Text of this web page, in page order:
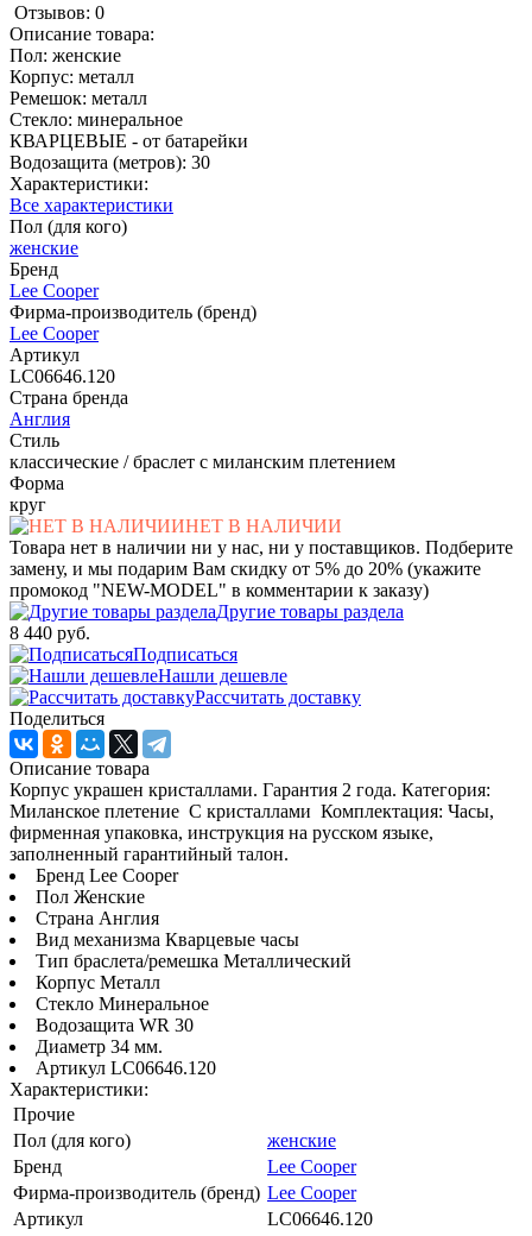
Отзывов: 0
Описание товара:
Пол: женские
Корпус: металл
Ремешок: металл
Стекло: минеральное
КВАРЦЕВЫЕ - от батарейки
Водозащита (метров): 30
Характеристики:
Все характеристики
Пол (для кого)
женские
Бренд
Lee Cooper
Фирма-производитель (бренд)
Lee Cooper
Артикул
LC06646.120
Страна бренда
Англия
Стиль
классические / браслет с миланским плетением
Форма
круг
НЕТ В НАЛИЧИИ
Товара нет в наличии ни у нас, ни у поставщиков. Подберите
замену, и мы подарим Вам скидку от 5% до 20% (укажите
промокод "NEW-MODEL" в комментарии к заказу)
Другие товары раздела
8 440 руб.
Подписаться
Нашли дешевле
Рассчитать доставку
Поделиться
Описание товара
Корпус украшен кристаллами. Гарантия 2 года. Категория:
Миланское плетение С кристаллами Комплектация: Часы,
фирменная упаковка, инструкция на русском языке,
заполненный гарантийный талон.
Бренд Lee Cooper
Пол Женские
Страна Англия
Вид механизма Кварцевые часы
Тип браслета/ремешка Металлический
Корпус Металл
Стекло Минеральное
Водозащита WR 30
Диаметр 34 мм.
Артикул LC06646.120
Характеристики:
Прочие
Пол (для кого)
женские
Бренд
Lee Cooper
Фирма-производитель (бренд) Lee Cooper
Артикул
LC06646.120